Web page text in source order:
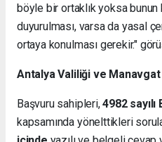
böyle bir ortaklık yoksa bunun
duyurulması, varsa da yasal
ortaya konulması gerekir."
Antalya Valiliği ve Manavgat
Başvuru sahipleri,4982
kapsamında yönelttikleri